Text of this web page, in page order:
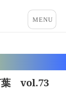
葉 vol.73